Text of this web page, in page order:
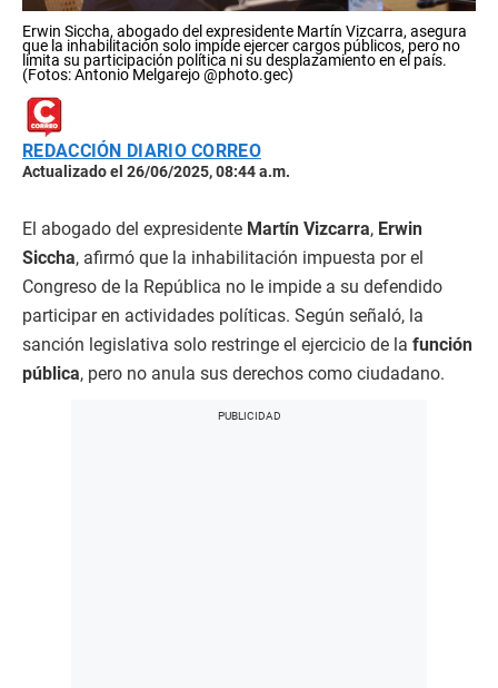
Erwin Siccha, abogado del expresidente Martín Vizcarra, asegura
que la inhabilitación solo impide ejercer cargos públicos, pero no
limita su participación política ni su desplazamiento en el país.
(Fotos: Antonio Melgarejo @photo.gec)
REDACCIÓN DIARIO CORREO
Actualizado el 26/06/2025, 08:44 a.m.
El abogado del expresidente Martín Vizcarra, Erwin
Siccha, afirmó que la inhabilitación impuesta por el
Congreso de la República no le impide a su defendido
participar en actividades políticas. Según señaló, la
sanción legislativa solo restringe el ejercicio de la función
pública, pero no anula sus derechos como ciudadano.